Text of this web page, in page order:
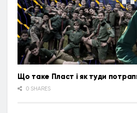
Що таке Пласт і як туди
0 SHARES